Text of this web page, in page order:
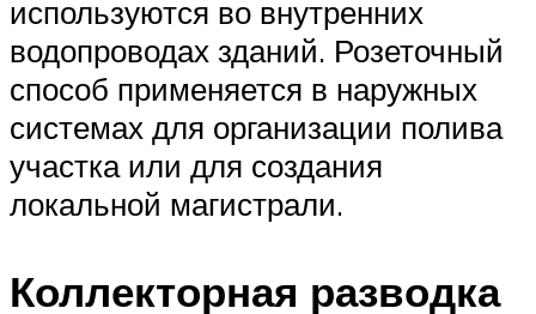
используются во внутренних
водопроводах зданий. Розеточный
способ применяется в наружных
системах для организации полива
участка или для создания
локальной магистрали.
Коллекторная разводка